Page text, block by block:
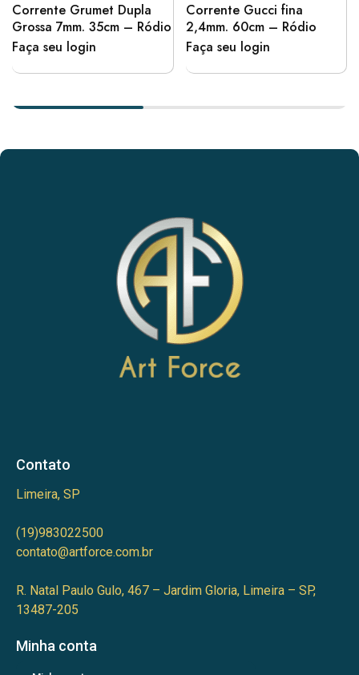
Corrente Grumet Dupla
Grossa 7mm. 35cm – Ródio
Faça seu login
Corrente Gucci fina
2,4mm. 60cm – Ródio
Faça seu login
Contato
Limeira, SP
(19)983022500
contato@artforce.com.br
R. Natal Paulo Gulo, 467 – Jardim Gloria, Limeira – SP,
13487-205
Minha conta